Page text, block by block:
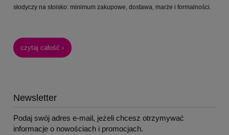
słodyczy na stoisko: minimum zakupowe, dostawa, marże i formalności.
czytaj całość ›
Newsletter
Podaj swój adres e-mail, jeżeli chcesz otrzymywać
informacje o nowościach i promocjach.